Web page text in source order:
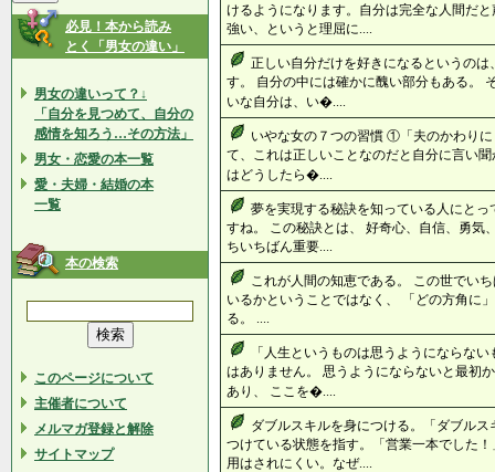
必見！本から読み
とく「男女の違い」
男女の違いって？↓
「自分を見つめて、自分の
感情を知ろう…その方法」
男女・恋愛の本一覧
愛・夫婦・結婚の本
一覧
本の検索
このページについて
主催者について
メルマガ登録と解除
サイトマップ
けるようになります。自分は完全な人間だ
強い、というと理屈に....
正しい自分だけを好きになるというの
す。 自分の中には確かに醜い部分もある。
いな自分は、い�....
いやな女の７つの習慣 ①「夫のかわり
て、これは正しいことなのだと自分に言
はどうしたら�....
夢を実現する秘訣を知っている人にと
すね。 この秘訣とは、 好奇心、自信、勇気
ちいちばん重要....
これが人間の知恵である。 この世でい
いるかということではなく、 「どの方角に
る。 ....
「人生というものは思うようにならな
はありません。 思うようにならないと最初
あり、 ここを�....
ダブルスキルを身につける。「ダブル
つけている状態を指す。「営業一本でした
用はされにくい。なぜ....